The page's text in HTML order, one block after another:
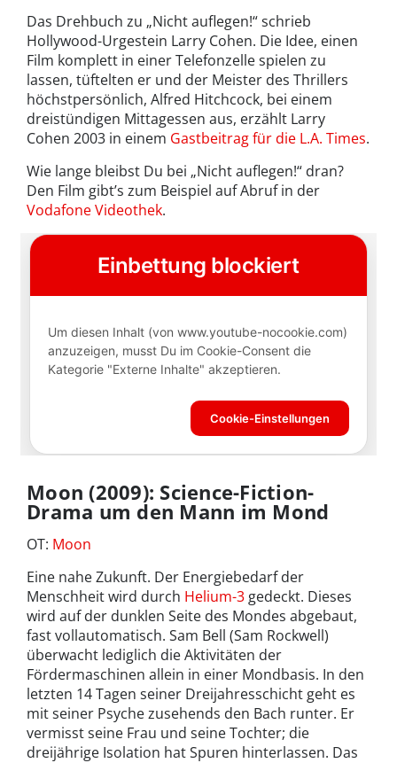
Das Drehbuch zu „Nicht auflegen!“ schrieb
Hollywood-Urgestein Larry Cohen. Die Idee, einen
Film komplett in einer Telefonzelle spielen zu
lassen, tüftelten er und der Meister des Thrillers
höchstpersönlich, Alfred Hitchcock, bei einem
dreistündigen Mittagessen aus, erzählt Larry
Cohen 2003 in einem Gastbeitrag für die L.A. Times.
Wie lange bleibst Du bei „Nicht auflegen!“ dran?
Den Film gibt’s zum Beispiel auf Abruf in der
Vodafone Videothek.
Moon (2009): Science-Fiction-
Drama um den Mann im Mond
OT: Moon
Eine nahe Zukunft. Der Energiebedarf der
Menschheit wird durch Helium-3 gedeckt. Dieses
wird auf der dunklen Seite des Mondes abgebaut,
fast vollautomatisch. Sam Bell (Sam Rockwell)
überwacht lediglich die Aktivitäten der
Fördermaschinen allein in einer Mondbasis. In den
letzten 14 Tagen seiner Dreijahresschicht geht es
mit seiner Psyche zusehends den Bach runter. Er
vermisst seine Frau und seine Tochter; die
dreijährige Isolation hat Spuren hinterlassen. Das